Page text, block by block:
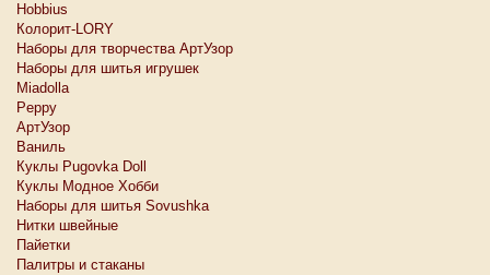
Hobbius
Колорит-LORY
Наборы для творчества АртУзор
Наборы для шитья игрушек
Miadolla
Peppy
АртУзор
Ваниль
Куклы Pugovka Doll
Куклы Модное Хобби
Наборы для шитья Sovushka
Нитки швейные
Пайетки
Палитры и стаканы